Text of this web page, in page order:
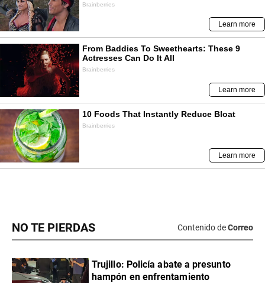
NO TE PIERDAS Contenido deCorreo
Trujillo: Policía abate a presunto
hampón en enfrentamiento